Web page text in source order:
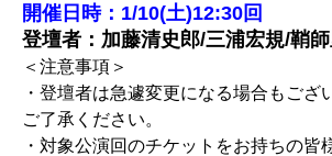
開催日時：1/10(土)12:30回
登壇者：加藤清史郎/三浦宏規/鞘
＜注意事項＞
・登壇者は急遽変更になる場合もござ
ご了承ください。
・対象公演回のチケットをお持ちの皆